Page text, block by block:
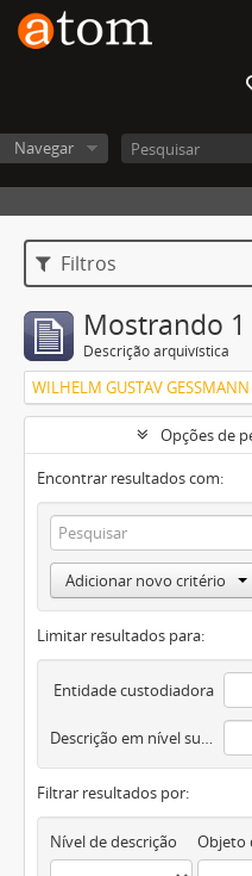
Navegar
Filtros
Mostrando
Descrição arquivística
WILHELM GUSTAV GESSMANN
Opções de
Encontrar resultados com:
Adicionar novo critério
Limitar resultados para:
Entidade custodiadora
Descrição em nível superior
Filtrar resultados por:
Nível de descrição